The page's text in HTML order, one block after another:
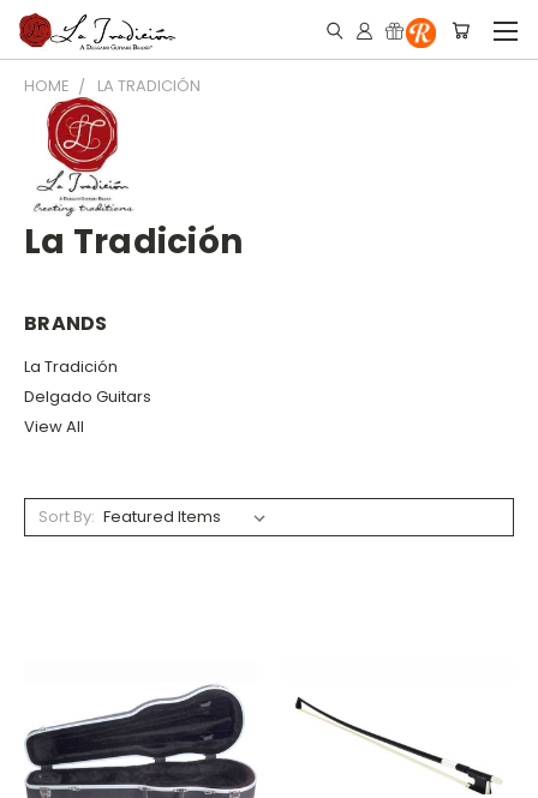
HOME LA TRADICIÓN
La Tradición
BRANDS
La Tradición
Delgado Guitars
View All
Sort By: